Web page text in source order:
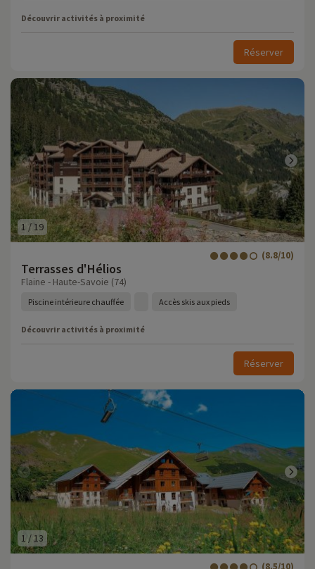
Découvrir activités à proximité
Réserver
1 / 19
Terrasses d'Hélios
(8.8/10)
Flaine - Haute-Savoie (74)
Piscine intérieure chauffée Accès skis aux pieds
Découvrir activités à proximité
Réserver
1 /13
(8.5/10)